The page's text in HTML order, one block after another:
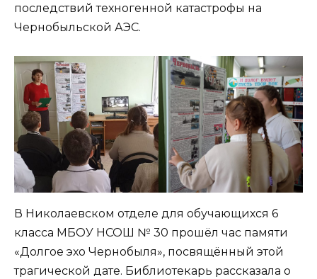
последствий техногенной катастрофы на
Чернобыльской АЭС.
В Николаевском отделе для обучающихся 6
класса МБОУ НСОШ № 30 прошёл час памяти
«Долгое эхо Чернобыля», посвящённый этой
трагической дате. Библиотекарь рассказала о